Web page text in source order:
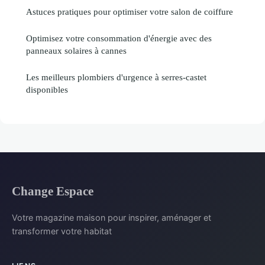
Astuces pratiques pour optimiser votre salon de coiffure
Optimisez votre consommation d'énergie avec des
panneaux solaires à cannes
Les meilleurs plombiers d'urgence à serres-castet
disponibles
Change Espace
Votre magazine maison pour inspirer, aménager et
transformer votre habitat